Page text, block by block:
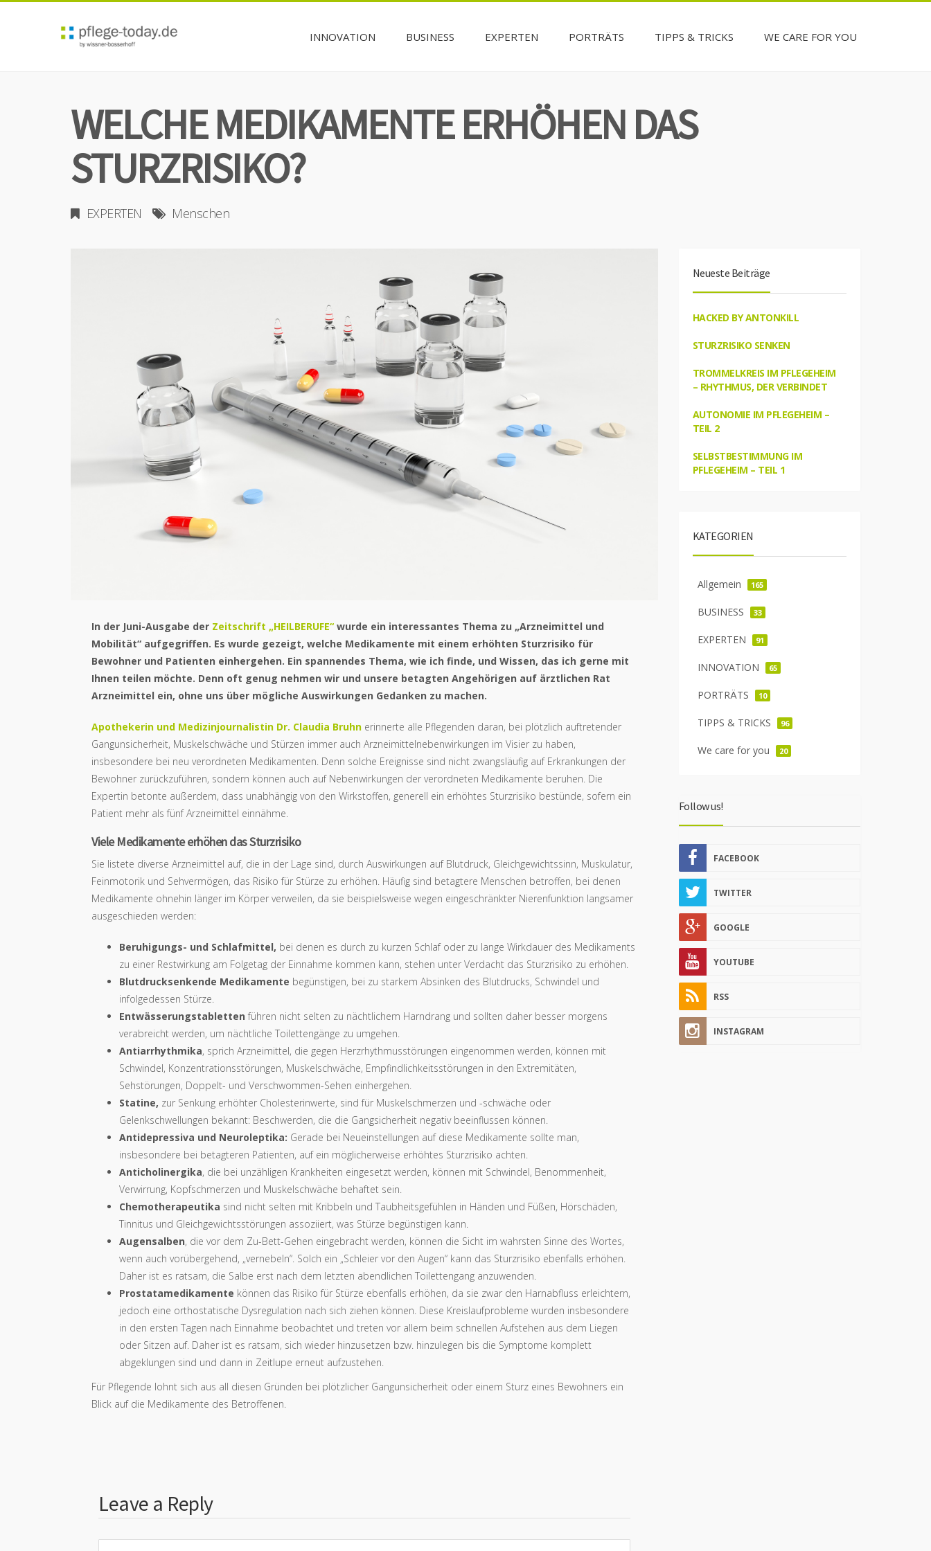
INNOVATION BUSINESS EXPERTEN PORTRÄTS TIPPS & TRICKS WE CARE FOR YOU
WELCHE MEDIKAMENTE ERHÖHEN DAS
STURZRISIKO?
EXPERTEN Menschen
In der Juni-Ausgabe der Zeitschrift „HEILBERUFE“ wurde ein interessantes Thema zu „Arzneimittel und
Mobilität“ aufgegriffen. Es wurde gezeigt, welche Medikamente mit einem erhöhten Sturzrisiko für
Bewohner und Patienten einhergehen. Ein spannendes Thema, wie ich finde, und Wissen, das ich gerne mit
Ihnen teilen möchte. Denn oft genug nehmen wir und unsere betagten Angehörigen auf ärztlichen Rat
Arzneimittel ein, ohne uns über mögliche Auswirkungen Gedanken zu machen.
Apothekerin und Medizinjournalistin Dr. Claudia Bruhn erinnerte alle Pflegenden daran, bei plötzlich auftretender
Gangunsicherheit, Muskelschwäche und Stürzen immer auch Arzneimittelnebenwirkungen im Visier zu haben,
insbesondere bei neu verordneten Medikamenten. Denn solche Ereignisse sind nicht zwangsläufig auf Erkrankungen der
Bewohner zurückzuführen, sondern können auch auf Nebenwirkungen der verordneten Medikamente beruhen. Die
Expertin betonte außerdem, dass unabhängig von den Wirkstoffen, generell ein erhöhtes Sturzrisiko bestünde, sofern ein
Patient mehr als fünf Arzneimittel einnähme.
Viele Medikamente erhöhen das Sturzrisiko
Sie listete diverse Arzneimittel auf, die in der Lage sind, durch Auswirkungen auf Blutdruck, Gleichgewichtssinn, Muskulatur,
Feinmotorik und Sehvermögen, das Risiko für Stürze zu erhöhen. Häufig sind betagtere Menschen betroffen, bei denen
Medikamente ohnehin länger im Körper verweilen, da sie beispielsweise wegen eingeschränkter Nierenfunktion langsamer
ausgeschieden werden:
Beruhigungs- und Schlafmittel, bei denen es durch zu kurzen Schlaf oder zu lange Wirkdauer des Medikaments
zu einer Restwirkung am Folgetag der Einnahme kommen kann, stehen unter Verdacht das Sturzrisiko zu erhöhen.
Blutdrucksenkende Medikamente begünstigen, bei zu starkem Absinken des Blutdrucks, Schwindel und
infolgedessen Stürze.
Entwässerungstabletten führen nicht selten zu nächtlichem Harndrang und sollten daher besser morgens
verabreicht werden, um nächtliche Toilettengänge zu umgehen.
Antiarrhythmika, sprich Arzneimittel, die gegen Herzrhythmusstörungen eingenommen werden, können mit
Schwindel, Konzentrationsstörungen, Muskelschwäche, Empfindlichkeitsstörungen in den Extremitäten,
Sehstörungen, Doppelt- und Verschwommen-Sehen einhergehen.
Statine, zur Senkung erhöhter Cholesterinwerte, sind für Muskelschmerzen und -schwäche oder
Gelenkschwellungen bekannt: Beschwerden, die die Gangsicherheit negativ beeinflussen können.
Antidepressiva und Neuroleptika: Gerade bei Neueinstellungen auf diese Medikamente sollte man,
insbesondere bei betagteren Patienten, auf ein möglicherweise erhöhtes Sturzrisiko achten.
Anticholinergika, die bei unzähligen Krankheiten eingesetzt werden, können mit Schwindel, Benommenheit,
Verwirrung, Kopfschmerzen und Muskelschwäche behaftet sein.
Chemotherapeutika sind nicht selten mit Kribbeln und Taubheitsgefühlen in Händen und Füßen, Hörschäden,
Tinnitus und Gleichgewichtsstörungen assoziiert, was Stürze begünstigen kann.
Augensalben, die vor dem Zu-Bett-Gehen eingebracht werden, können die Sicht im wahrsten Sinne des Wortes,
wenn auch vorübergehend, „vernebeln“. Solch ein „Schleier vor den Augen“ kann das Sturzrisiko ebenfalls erhöhen.
Daher ist es ratsam, die Salbe erst nach dem letzten abendlichen Toilettengang anzuwenden.
Prostatamedikamente können das Risiko für Stürze ebenfalls erhöhen, da sie zwar den Harnabfluss erleichtern,
jedoch eine orthostatische Dysregulation nach sich ziehen können. Diese Kreislaufprobleme wurden insbesondere
in den ersten Tagen nach Einnahme beobachtet und treten vor allem beim schnellen Aufstehen aus dem Liegen
oder Sitzen auf. Daher ist es ratsam, sich wieder hinzusetzen bzw. hinzulegen bis die Symptome komplett
abgeklungen sind und dann in Zeitlupe erneut aufzustehen.
Für Pflegende lohnt sich aus all diesen Gründen bei plötzlicher Gangunsicherheit oder einem Sturz eines Bewohners ein
Blick auf die Medikamente des Betroffenen.
Leave a Reply
Neueste Beiträge
HACKED BY ANTONKILL
STURZRISIKO SENKEN
TROMMELKREIS IM PFLEGEHEIM
– RHYTHMUS, DER VERBINDET
AUTONOMIE IM PFLEGEHEIM –
TEIL 2
SELBSTBESTIMMUNG IM
PFLEGEHEIM – TEIL 1
KATEGORIEN
Allgemein 165
BUSINESS 33
EXPERTEN 91
INNOVATION 65
PORTRÄTS 10
TIPPS & TRICKS 96
We care for you 20
Follow us!
FACEBOOK
TWITTER
GOOGLE
YOUTUBE
RSS
INSTAGRAM